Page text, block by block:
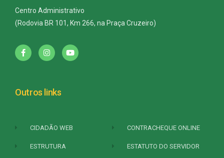
Centro Administrativo
(Rodovia BR 101, Km 266, na Praça Cruzeiro)
Outros links
CIDADÃO WEB
ESTRUTURA
CONTRACHEQUE ONLINE
ESTATUTO DO SERVIDOR